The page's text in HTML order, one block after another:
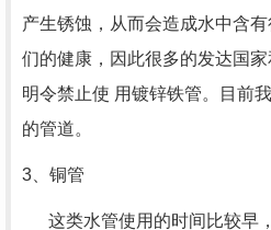
产生锈蚀，从而会造成水中含
们的健康，因此很多的发达国
明令禁止使 用镀锌铁管。目前
的管道。
3、铜管
这类水管使用的时间比较早